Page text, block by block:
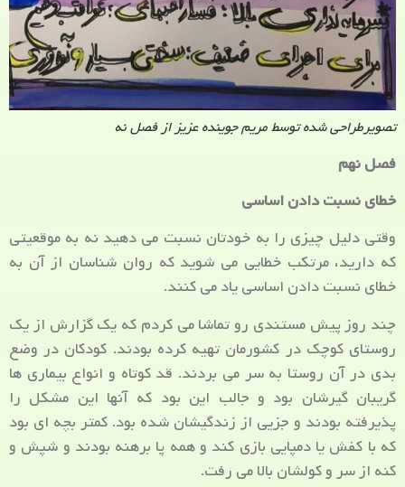
تصویرطراحی شده توسط مریم جوینده عزیز از فصل نه
فصل نهم
خطای نسبت دادن اساسی
وقتی دلیل چیزی را به خودتان نسبت می دهید نه به موقعیتی
که دارید، مرتکب خطایی می شوید که روان شناسان از آن به
خطای نسبت دادن اساسی یاد می کنند.
چند روز پیش مستندی رو تماشا می کردم که یک گزارش از یک
روستای کوچک در کشورمان تهیه کرده بودند. کودکان در وضع
بدی در آن روستا به سر می بردند. قد کوتاه و انواع بیماری ها
گریبان گیرشان بود و جالب این بود که آنها این مشکل را
پذیرفته بودند و جزیی از زندگیشان شده بود. کمتر بچه ای بود
که با کفش یا دمپایی بازی کند و همه پا برهنه بودند و شپش و
کنه از سر و کولشان بالا می رفت.